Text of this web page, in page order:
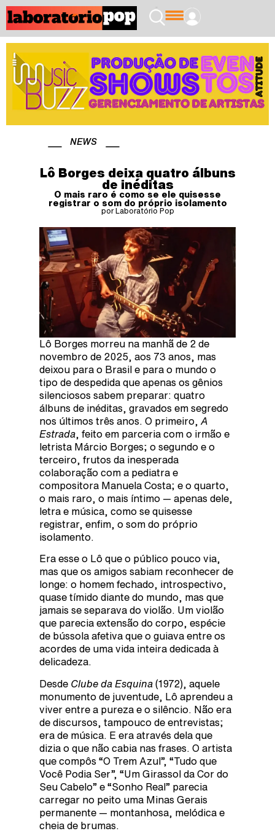
NEWS
Lô Borges deixa quatro álbuns
de inéditas
O mais raro é como se ele quisesse
registrar o som do próprio isolamento
por Laboratório Pop
Lô Borges morreu na manhã de 2 de
novembro de 2025, aos 73 anos, mas
deixou para o Brasil e para o mundo o
tipo de despedida que apenas os gênios
silenciosos sabem preparar: quatro
álbuns de inéditas, gravados em segredo
nos últimos três anos. O primeiro, A
Estrada , feito em parceria com o irmão e
letrista Márcio Borges; o segundo e o
terceiro, frutos da inesperada
colaboração com a pediatra e
compositora Manuela Costa; e o quarto,
o mais raro, o mais íntimo — apenas dele,
letra e música, como se quisesse
registrar, enfim, o som do próprio
isolamento.
Era esse o Lô que o público pouco via,
mas que os amigos sabiam reconhecer de
longe: o homem fechado, introspectivo,
quase tímido diante do mundo, mas que
jamais se separava do violão. Um violão
que parecia extensão do corpo, espécie
de bússola afetiva que o guiava entre os
acordes de uma vida inteira dedicada à
delicadeza.
Desde Clube da Esquina (1972), aquele
monumento de juventude, Lô aprendeu a
viver entre a pureza e o silêncio. Não era
de discursos, tampouco de entrevistas;
era de música. E era através dela que
dizia o que não cabia nas frases. O artista
que compôs “O Trem Azul”, “Tudo que
Você Podia Ser”, “Um Girassol da Cor do
Seu Cabelo” e “Sonho Real” parecia
carregar no peito uma Minas Gerais
permanente — montanhosa, melódica e
cheia de brumas.